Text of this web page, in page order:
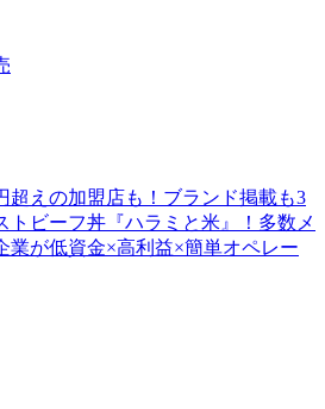
超えの加盟店も！ブランド掲載も3
トビーフ丼『ハラミと米』！多数メ
業が低資金×高利益×簡単オペレー